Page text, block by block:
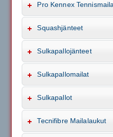
Pro Kennex
Squashjänteet
Sulkapallojänteet
Sulkapallomailat
Sulkapallot
Tecnifibre Mailalaukut